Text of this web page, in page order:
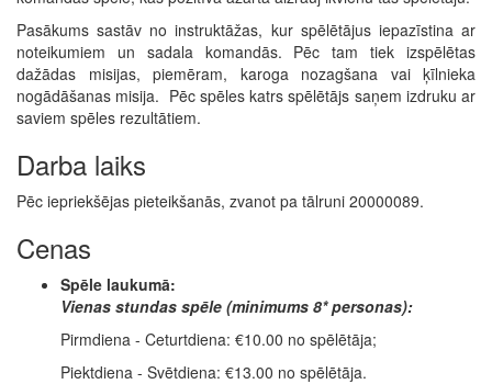
Pasākums sastāv no instruktāžas, kur spēlētājus iepazīstina ar
noteikumiem un sadala komandās. Pēc tam tiek izspēlētas
dažādas misijas, piemēram, karoga nozagšana vai ķīlnieka
nogādāšanas misija. Pēc spēles katrs spēlētājs saņem izdruku ar
saviem spēles rezultātiem.
Darba laiks
Pēc iepriekšējas pieteikšanās, zvanot pa tālruni 20000089.
Cenas
Spēle laukumā:
Vienas stundas spēle (minimums 8* personas):
Pirmdiena - Ceturtdiena: €10.00 no spēlētāja;
Piektdiena - Svētdiena: €13.00 no spēlētāja.